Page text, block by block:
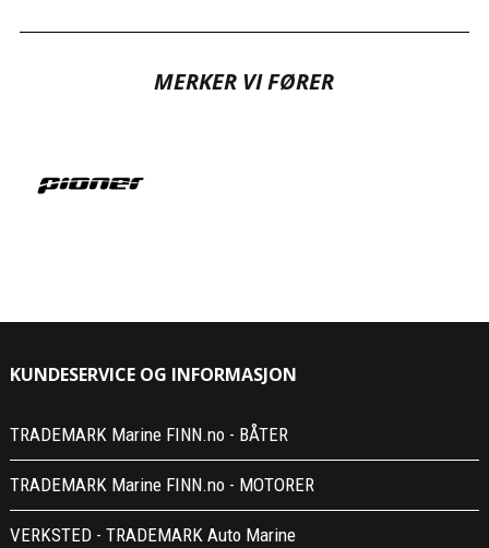
MERKER VI FØRER
KUNDESERVICE OG INFORMASJON
TRADEMARK Marine FINN.no - BÅTER
TRADEMARK Marine FINN.no - MOTORER
VERKSTED - TRADEMARK Auto Marine